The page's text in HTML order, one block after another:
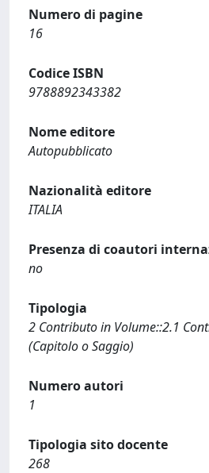
Numero di pagine
16
Codice ISBN
9788892343382
Nome editore
Autopubblicato
Nazionalità editore
ITALIA
Presenza di coautori
no
Tipologia
2 Contributo in Volume::2.1
(Capitolo o Saggio)
Numero autori
1
Tipologia sito docente
268